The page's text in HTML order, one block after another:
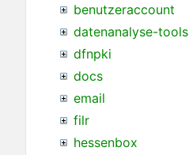
benutzeraccount
datenanalyse-tools
dfnpki
docs
email
filr
hessenbox